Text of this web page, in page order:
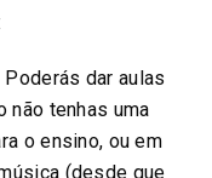
dar aulas
não tenhas uma
o ensino, ou em
(desde que